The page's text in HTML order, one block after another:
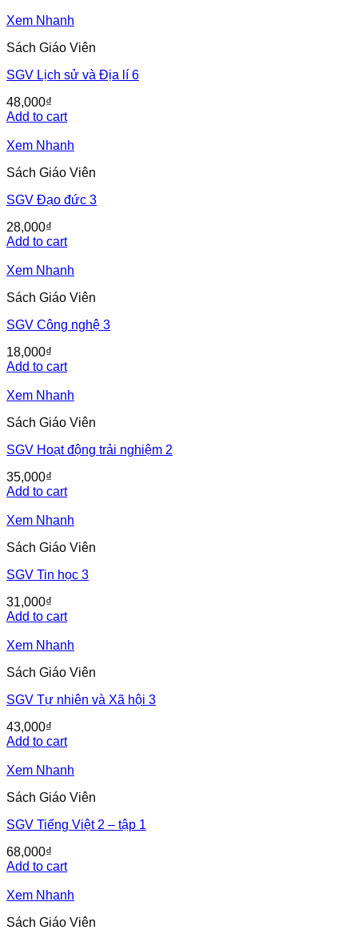
Xem Nhanh
Sách Giáo Viên
SGV Lịch sử và Địa lí 6
48,000₫
Add to cart
Xem Nhanh
Sách Giáo Viên
SGV Đạo đức 3
28,000₫
Add to cart
Xem Nhanh
Sách Giáo Viên
SGV Công nghệ 3
18,000₫
Add to cart
Xem Nhanh
Sách Giáo Viên
SGV Hoạt động trải nghiệm 2
35,000₫
Add to cart
Xem Nhanh
Sách Giáo Viên
SGV Tin học 3
31,000₫
Add to cart
Xem Nhanh
Sách Giáo Viên
SGV Tự nhiên và Xã hội 3
43,000₫
Add to cart
Xem Nhanh
Sách Giáo Viên
SGV Tiếng Việt 2 – tập 1
68,000₫
Add to cart
Xem Nhanh
Sách Giáo Viên